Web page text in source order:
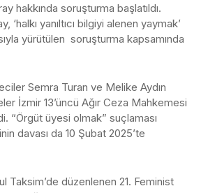
hakkında soruşturma başlatıldı.
‘halkı yanıltıcı bilgiyi alenen yaymak’
yürütülen soruşturma kapsamında
Semra Turan ve Melike Aydın
İzmir 13’üncü Ağır Ceza Mahkemesi
“Örgüt üyesi olmak” suçlaması
davası da 10 Şubat 2025’te
Taksim’de düzenlenen 21. Feminist